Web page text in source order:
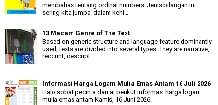
membahas tentang ordinal numbers. Jenis bilangan ini
sering kita jumpai dalam kehi...
13 Macam Genre of The Text
Based on generic structure and language feature dominantly
used, texts are divided into several types. They are narrative,
recount, descript...
Informasi Harga Logam Mulia Emas Antam 16 Juli 2026
Halo sobat pecinta damai berikut informasi harga logam
mulia emas antam Kamis, 16 Juni 2026.